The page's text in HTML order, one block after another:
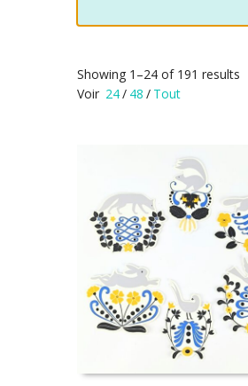
Showing 1–24 of 191 results
Voir 24/ 48 / Tout